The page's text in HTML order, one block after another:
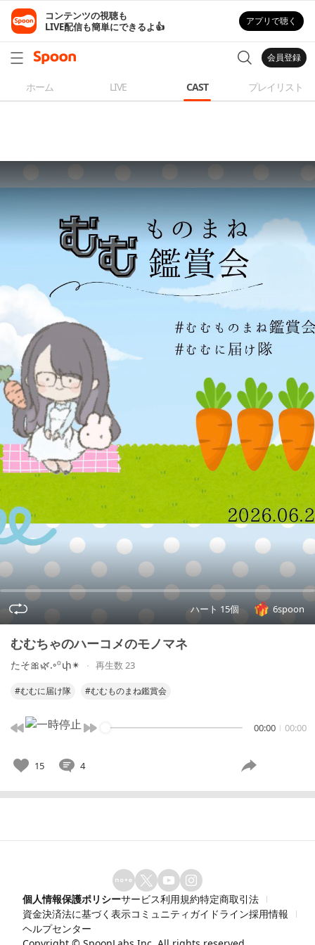
コンテンツの視聴も
LIVE配信も簡単にできるよ👍
アプリで聴く
会員登録
ホーム LIVE CAST プレイリスト
ハート 15個 6spoon
むむちゃのハーコメのモノマネ
たそ🎀🌿.∘꙳փ✴︎ 再生数 23
#むむに届け隊 #むむものまね鑑賞会
00:00 00:00
15 4
個人情報保護ポリシーサービス利用規約特定商取引法
資金決済法に基づく表示コミュニティガイドライン採用情報
ヘルプセンター